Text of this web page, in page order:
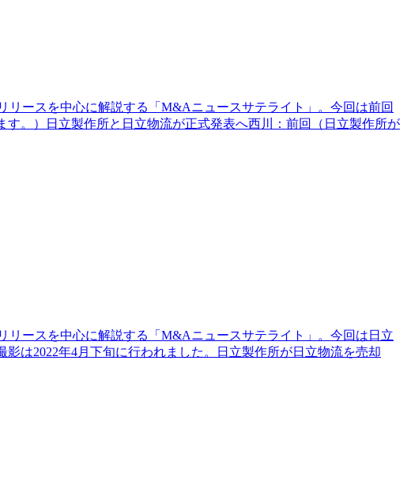
ースを中心に解説する「M&Aニュースサテライト」。今回は前回
。）日立製作所と日立物流が正式発表へ西川：前回（日立製作所が
ースを中心に解説する「M&Aニュースサテライト」。今回は日立
は2022年4月下旬に行われました。日立製作所が日立物流を売却